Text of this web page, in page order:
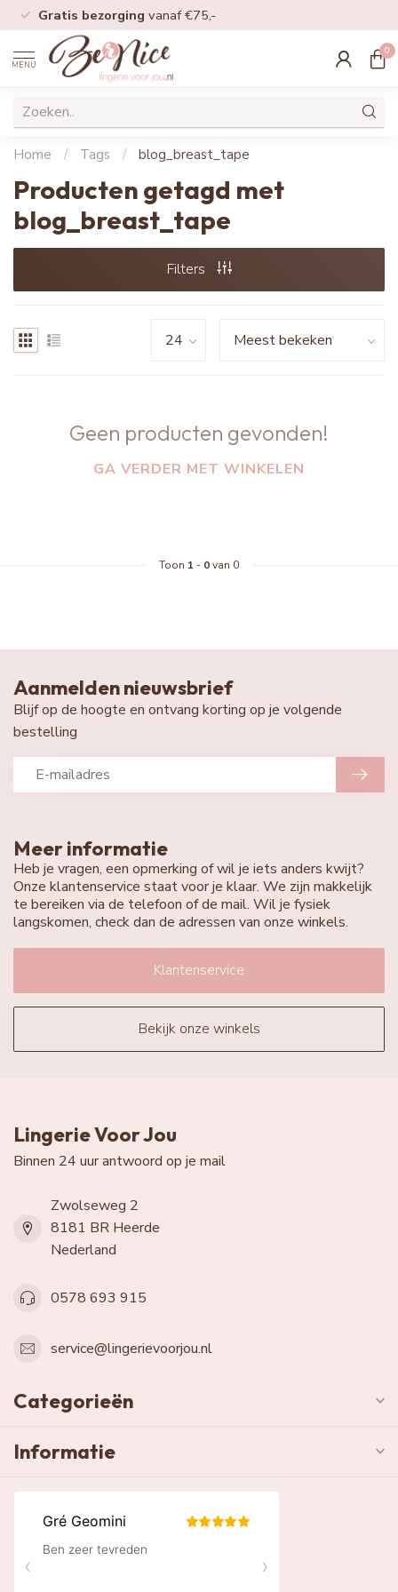
Gratis bezorging vanaf €75,-
MENU
0
Home / Tags / blog_breast_tape
Producten getagd met
blog_breast_tape
Filters
Geen producten gevonden!
GA VERDER MET WINKELEN
Toon 1 - 0van 0
Meer informatie
Heb je vragen, een opmerking of wil je iets anders kwijt?
Onze klantenservice staat voor je klaar. We zijn makkelijk
te bereiken via de telefoon of de mail. Wil je fysiek
langskomen, check dan de adressen van onze winkels.
Klantenservice
Bekijk onze winkels
Aanmelden nieuwsbrief
Blijf op de hoogte en ontvang korting op je volgende
bestelling
Lingerie Voor Jou
Binnen 24 uur antwoord op je mail
Zwolseweg 2
8181 BR Heerde
Nederland
0578 693 915
service@lingerievoorjou.nl
Categorieën
Informatie